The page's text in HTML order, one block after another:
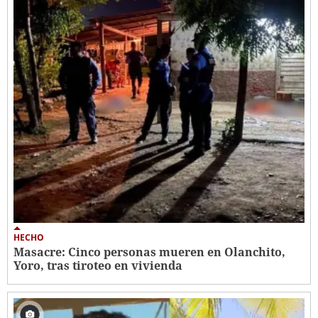
HECHO
Masacre: Cinco personas mueren en Olanchito,
Yoro, tras tiroteo en vivienda